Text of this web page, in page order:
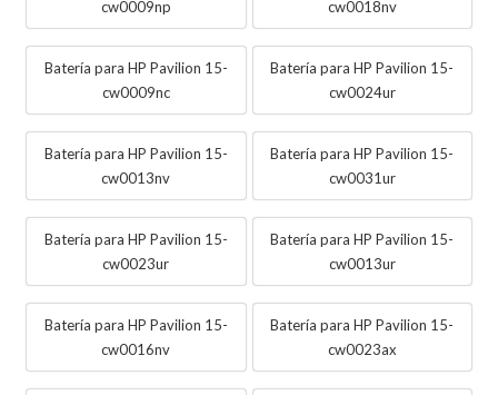
cw0009np
cw0018nv
Batería para HP Pavilion 15-
cw0009nc
Batería para HP Pavilion 15-
cw0024ur
Batería para HP Pavilion 15-
cw0013nv
Batería para HP Pavilion 15-
cw0031ur
Batería para HP Pavilion 15-
cw0023ur
Batería para HP Pavilion 15-
cw0013ur
Batería para HP Pavilion 15-
cw0016nv
Batería para HP Pavilion 15-
cw0023ax